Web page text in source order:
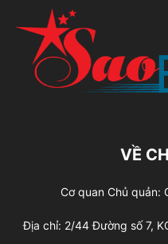
VỀ
Cơ quan Chủ quản:
Địa chỉ: 2/44 Đường số 7,